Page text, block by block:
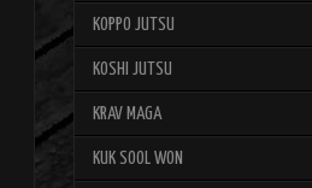
KOPPO JUTSU
KOSHI JUTSU
KRAV MAGA
KUK SOOL WON